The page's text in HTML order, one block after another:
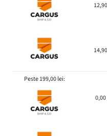
Peste 199,00 lei: